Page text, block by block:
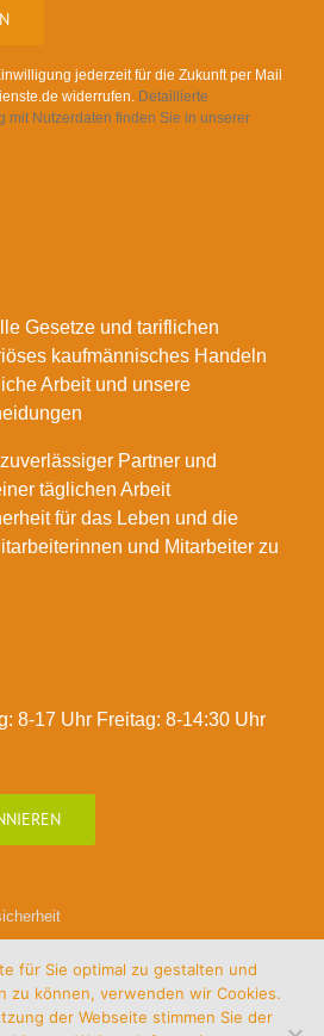
jederzeit für die Zukunft per Mail
widerrufen. Detaillierte
mit Nutzerdaten finden Sie in unserer
Gesetze und tariflichen
kaufmännisches Handeln
Arbeit und unsere
Partner und
täglichen Arbeit
für das Leben und die
und Mitarbeiter zu
8-17 Uhr Freitag: 8-14:30 Uhr
für Sie optimal zu gestalten und
zu können, verwenden wir Cookies.
der Webseite stimmen Sie der